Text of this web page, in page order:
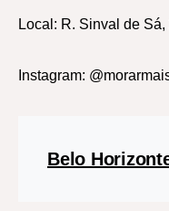
Local: R. Sinval de
Instagram:
Belo